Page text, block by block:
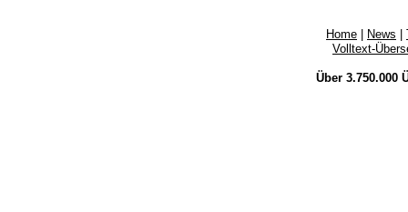
Home News
Volltext-
Über 3.750.000